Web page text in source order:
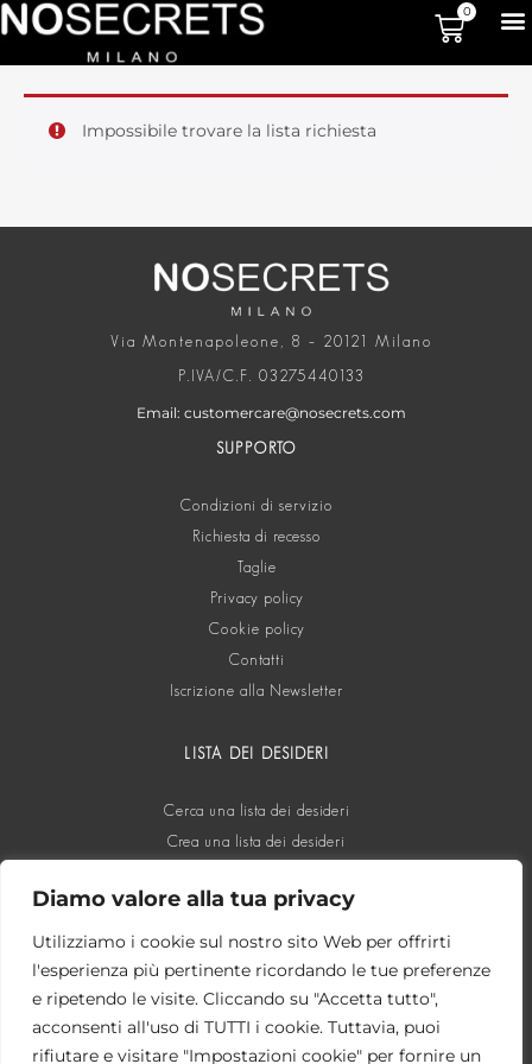
Diamo valore alla tua privacy
Utilizziamo i cookie sul nostro sito Web per offrirti
l'esperienza più pertinente ricordando le tue preferenze
e ripetendo le visite. Cliccando su "Accetta tutto",
acconsenti all'uso di TUTTI i cookie. Tuttavia, puoi
rifiutare e visitare "Impostazioni cookie" per fornire un
0
Impossibile trovare la lista richiesta
Via Montenapoleone, 8 – 20121 Milano
P.IVA/C.F. 03275440133
Email: customercare@nosecrets.com
SUPPORTO
Condizioni di servizio
Richiesta di recesso
Taglie
Privacy policy
Cookie policy
Contatti
Iscrizione alla Newsletter
LISTA DEI DESIDERI
Cerca una lista dei desideri
Crea una lista dei desideri
SOCIAL